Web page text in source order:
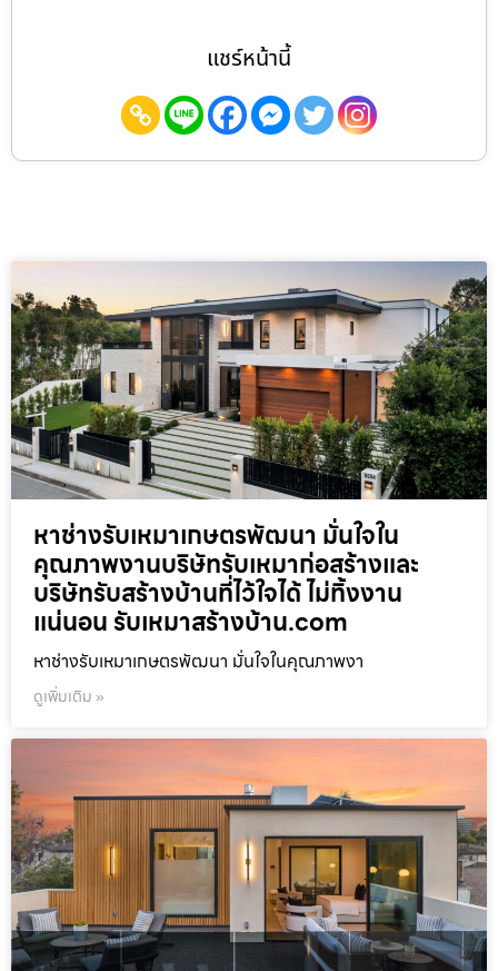
แชร์หน้านี้
หาช่างรับเหมาเกษตรพัฒนา มั่นใจใน
คุณภาพงานบริษัทรับเหมาก่อสร้างและ
บริษัทรับสร้างบ้านที่ไว้ใจได้ ไม่ทิ้งงาน
แน่นอน รับเหมาสร้างบ้าน.com
หาช่างรับเหมาเกษตรพัฒนา มั่นใจในคุณภาพงา
ดูเพิ่มเติม »